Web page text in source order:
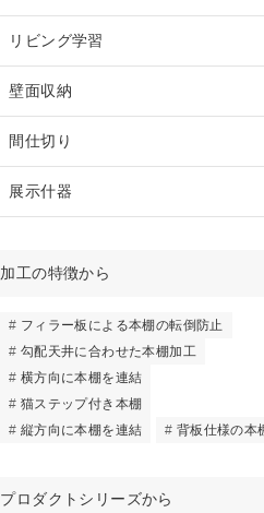
リビング学習
壁面収納
間仕切り
展示什器
加工の特徴から
フィラー板による本棚の転倒防止
勾配天井に合わせた本棚加工
横方向に本棚を連結
猫ステップ付き本棚
縦方向に本棚を連結
背板仕様の本
プロダクトシリーズから